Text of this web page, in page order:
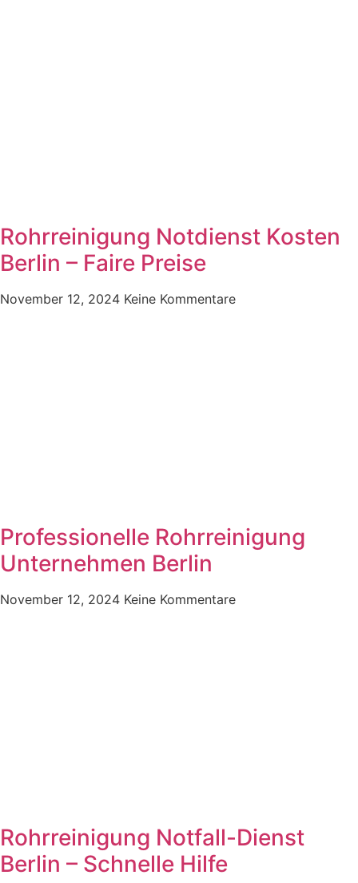
Rohrreinigung Notdienst Kosten
Berlin – Faire Preise
November 12, 2024 Keine Kommentare
Professionelle Rohrreinigung
Unternehmen Berlin
November 12, 2024 Keine Kommentare
Rohrreinigung Notfall-Dienst
Berlin – Schnelle Hilfe